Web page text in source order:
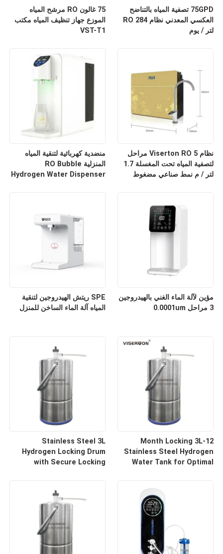
75 غالون RO مرشح المياه
الموزع جهاز تنظيف المياه مكتب
VST-T1
75GPD تصفية المياه بالتناضح
العكسي المعدني نظام RO 284
لتر / يوم
منضدية كهربائية لتنقية المياه
المنزلية RO Bubble
Hydrogen Water Dispenser
نظام Viserton RO 5 مراحل
لتصفية المياه تحت المغسلة 1.7
لتر / م نمط صناعي مضغوط
SPE ريتش الهيدروجين لتنقية
المياه آلة الماء الساخن للمنزل
مؤين لآلة الماء الغني بالهيدروجين
3 مراحل 0.0001um
Stainless Steel 3L
Hydrogen Locking Drum
with Secure Locking
12-Month Locking 3L
Stainless Steel Hydrogen
Water Tank for Optimal